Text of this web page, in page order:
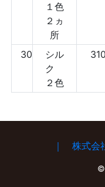
１色
２ヵ
所
30
シル
ク
２色
310
｜ 株式会
©